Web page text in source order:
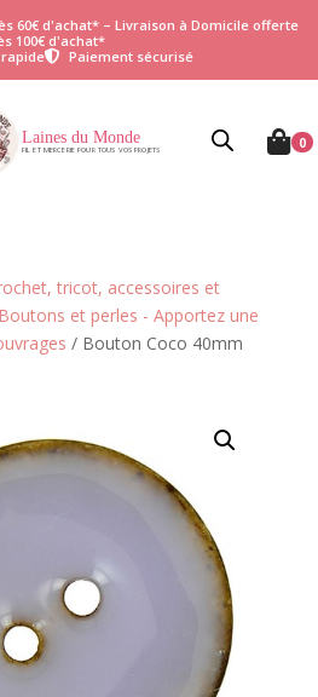
60€ d'achat* – Livraison à Domicile offerte
100€ d'achat*
 Paiement sécurisé
Laines du Monde
FIL ET MERCERIE POUR TOUS VOS PROJETS  0
tricot, accessoires et
Boutons et perles - Apportez une
/ Bouton Coco 40mm